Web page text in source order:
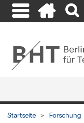
Startseite
Forschung